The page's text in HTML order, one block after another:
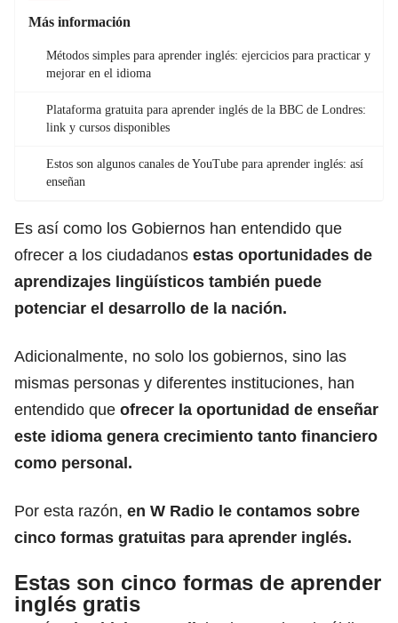
Más información
Métodos simples para aprender inglés: ejercicios para practicar y
mejorar en el idioma
Plataforma gratuita para aprender inglés de la BBC de Londres:
link y cursos disponibles
Estos son algunos canales de YouTube para aprender inglés: así
enseñan
Es así como los Gobiernos han entendido que
ofrecer a los ciudadanos estas oportunidades de
aprendizajes lingüísticos también puede
potenciar el desarrollo de la nación.
Adicionalmente, no solo los gobiernos, sino las
mismas personas y diferentes instituciones, han
entendido que ofrecer la oportunidad de enseñar
este idioma genera crecimiento tanto financiero
como personal.
Por esta razón, en W Radio le contamos sobre
cinco formas gratuitas para aprender inglés.
Estas son cinco formas de aprender
inglés gratis